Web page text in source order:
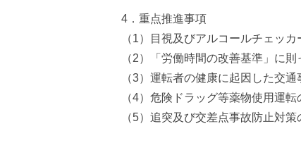
4．重点推進事項
（1）目視及びアルコールチェッ
（2）「労働時間の改善基準」に
（3）運転者の健康に起因した交通
（4）危険ドラッグ等薬物使用運転
（5）追突及び交差点事故防止対策